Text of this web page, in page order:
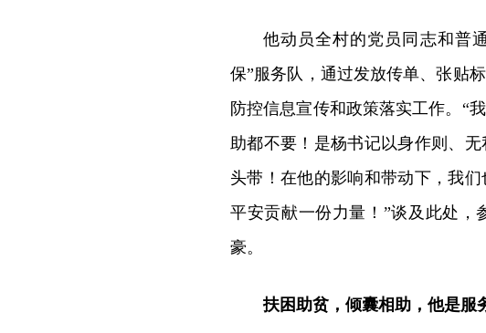
他动员全村的党员同志和普
保”服务队，通过发放传单、张贴
防控信息宣传和政策落实工作。“
助都不要！是杨书记以身作则、
头带！在他的影响和带动下，我
平安贡献一份力量！”谈及此处，
豪。
扶困助贫，倾囊相助，他是服